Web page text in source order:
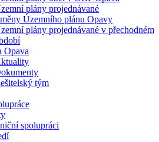
plány projednávané
Územního plánu Opavy
plány projednávané v přechodném
Opava
tým
spolupráci